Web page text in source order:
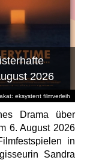
eksystent filmverleih
2026
Drama über
6. August 2026
in
Sandra